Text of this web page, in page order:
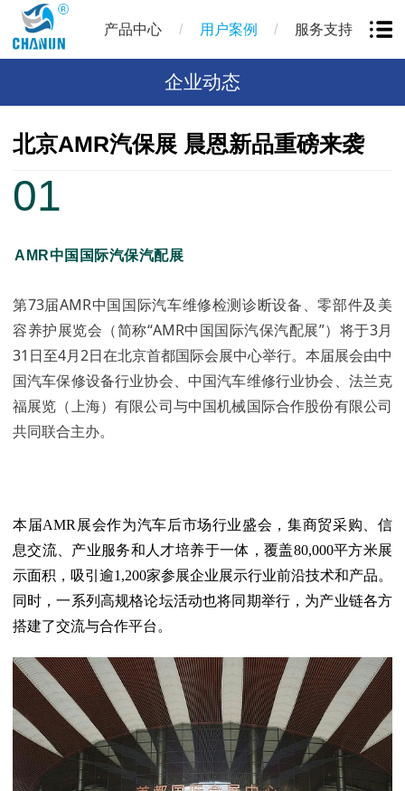
产品中心 / 用户案例 / 服务支持
企业动态
北京AMR汽保展 晨恩新品重磅来袭
01
AMR中国国际汽保汽配展
第73届AMR中国国际汽车维修检测诊断设备、零部件及美
容养护展览会（简称“AMR中国国际汽保汽配展”）将于3月
31日至4月2日在北京首都国际会展中心举行。本届展会由中
国汽车保修设备行业协会、中国汽车维修行业协会、 法兰克
福展览 （上海）有限公司与中国机械国际合作股份有限公司
共同联合主办。
本届AMR展会作为汽车后市场行业盛会，集商贸采购、信
息交流、产业服务和人才培养于一体，覆盖80,000平方米展
示面积，吸引逾1,200家参展企业展示行业前沿技术和产品。
同时，一系列高规格论坛活动也将同期举行，为产业链各方
搭建了交流与合作平台。